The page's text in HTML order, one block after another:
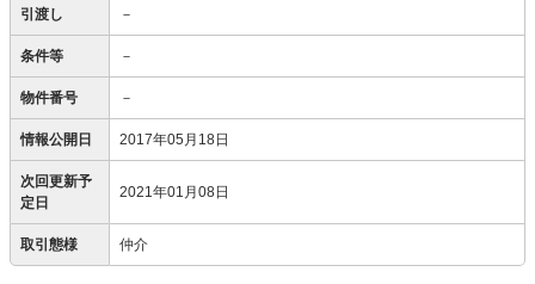
引渡し －
条件等 －
物件番号 －
情報公開日 2017年05月18日
次回更新予
定日
2021年01月08日
取引態様 仲介